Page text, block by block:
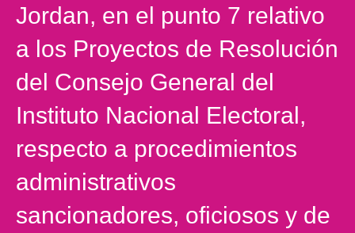
Jordan, en el punto 7 relativo
a los Proyectos de Resolución
del Consejo General del
Instituto Nacional Electoral,
respecto a procedimientos
administrativos
sancionadores, oficiosos y de